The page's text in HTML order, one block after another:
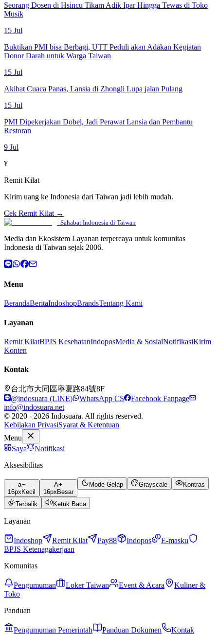
Seorang Dosen di Hsincu Tikam Adik Ipar Hingga Tewas di Toko
Musik
15 Jul
Buktikan PMI bisa Berbagi, UTT Peduli akan Adakan Kegiatan
Donor Darah untuk Warga Taiwan
15 Jul
Akibat Cuaca Panas, Lansia di Zhongli Lupa jalan Pulang
15 Jul
PMI Dipekerjakan Dobel, Jadi Perawat Lansia dan Pembantu
Restoran
9 Jul
¥
Remit Kilat
Kirim uang ke Indonesia dari Taiwan jadi lebih mudah.
Cek Remit Kilat →
Sahabat Indonesia di Taiwan
Media dan Ekosistem Layanan terpercaya untuk komunitas
Indonesia di Taiwan sejak 2006.
Menu
BerandaBeritaIndoshopBrandsTentang Kami
Layanan
Remit KilatBPJS KesehatanIndoposMedia & SosialNotifikasiKirim
Konten
Kontak
台北市大同區寧夏路84號8F
@indosuara (LINE)
WhatsApp CS
Facebook Fanpage
info@indosuara.net
© 2020 - 2026 Indosuara. All rights reserved.
Kebijakan PrivasiSyarat & Ketentuan
Menu
Saya
Notifikasi
Aksesibilitas
a
16px Kecil
A
16px Besar
Mode Gelap Grayscale Kontras
Terbalik Ketuk Baca
Layanan
Indoshop Remit Kilat Pay88 Indopos
E-masku
BPJS Ketenagakerjaan
Komunitas
Pengumuman Loker Taiwan Event & Acara
Kuliner &
Toko
Panduan
Pengumuman Pemerintah Panduan Dokumen Kontak